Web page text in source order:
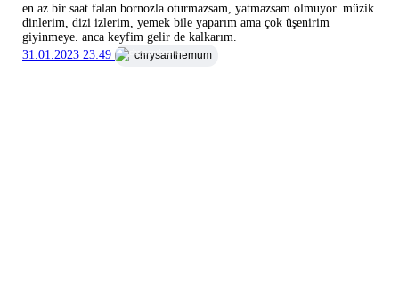
en az bir saat falan bornozla oturmazsam, yatmazsam olmuyor. müzik
dinlerim, dizi izlerim, yemek bile yaparım ama çok üşenirim
giyinmeye. anca keyfim gelir de kalkarım.
31.01.2023 23:49
chrysanthemum